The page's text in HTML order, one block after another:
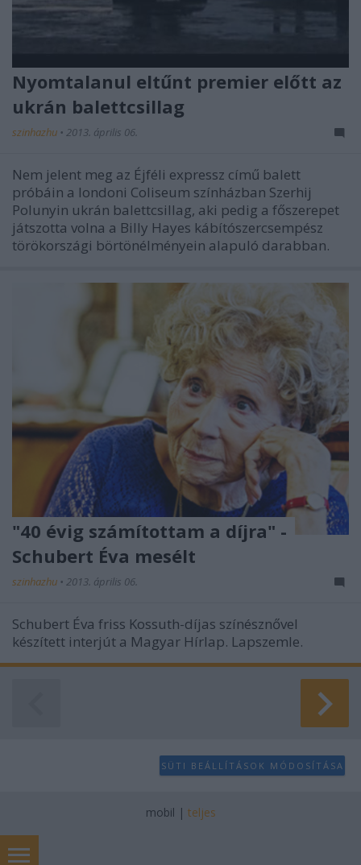
Nyomtalanul eltűnt premier előtt az
ukrán balettcsillag
szinhazhu • 2013. április 06.
Nem jelent meg az Éjféli expressz című balett
próbáin a londoni Coliseum színházban Szerhij
Polunyin ukrán balettcsillag, aki pedig a főszerepet
játszotta volna a Billy Hayes kábítószercsempész
törökországi börtönélményein alapuló darabban.
"40 évig számítottam a díjra" -
Schubert Éva mesélt
szinhazhu • 2013. április 06.
Schubert Éva friss Kossuth-díjas színésznővel
készített interjút a Magyar Hírlap. Lapszemle.
SÜTI BEÁLLÍTÁSOK MÓDOSÍTÁSA
mobil | teljes